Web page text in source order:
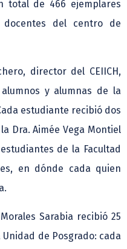
total de 466 ejemplares
docentes del centro de
director del CEIICH,
y alumnas de la
estudiante recibió dos
Dra. Aimée Vega Montiel
de la Facultad
en dónde cada quien
Sarabia recibió 25
de Posgrado: cada